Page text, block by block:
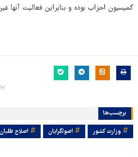
کمیسیون احزاب بوده و بنابراین فعالیت آنها
برچسب‌ها
وزارت کشور اصولگرایان اصلاح طلبان